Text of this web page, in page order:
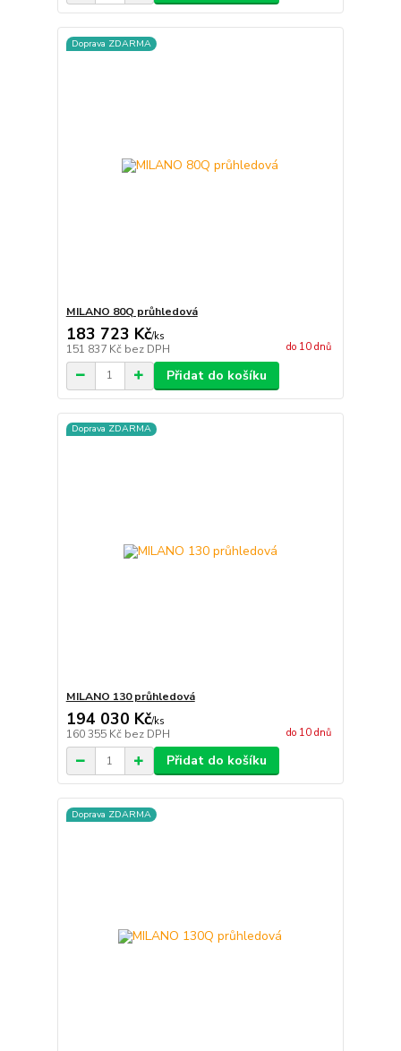
Doprava ZDARMA
MILANO 80Q průhledová
183 723 Kč/ks
151 837 Kč bez DPH do 10 dnů
Přidat do košíku
Doprava ZDARMA
MILANO 130 průhledová
194 030 Kč/ks
160 355 Kč bez DPH do 10 dnů
Přidat do košíku
Doprava ZDARMA